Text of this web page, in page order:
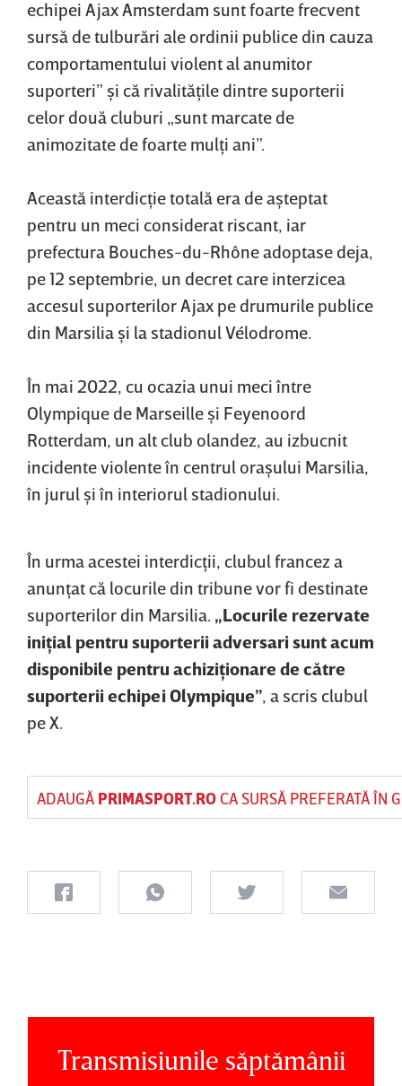
echipei Ajax Amsterdam sunt foarte frecvent
sursă de tulburări ale ordinii publice din cauza
comportamentului violent al anumitor
suporteri” şi că rivalităţile dintre suporterii
celor două cluburi „sunt marcate de
animozitate de foarte mulţi ani”.
Această interdicţie totală era de aşteptat
pentru un meci considerat riscant, iar
prefectura Bouches-du-Rhône adoptase deja,
pe 12 septembrie, un decret care interzicea
accesul suporterilor Ajax pe drumurile publice
din Marsilia şi la stadionul Vélodrome.
În mai 2022, cu ocazia unui meci între
Olympique de Marseille şi Feyenoord
Rotterdam, un alt club olandez, au izbucnit
incidente violente în centrul oraşului Marsilia,
în jurul şi în interiorul stadionului.
În urma acestei interdicţii, clubul francez a
anunţat că locurile din tribune vor fi destinate
suporterilor din Marsilia. „Locurile rezervate
iniţial pentru suporterii adversari sunt acum
disponibile pentru achiziţionare de către
suporterii echipei Olympique” , a scris clubul
pe X.
ADAUGĂ PRIMASPORT.ROCA SURSĂ PREFERATĂ ÎN
Transmisiunile săptămânii